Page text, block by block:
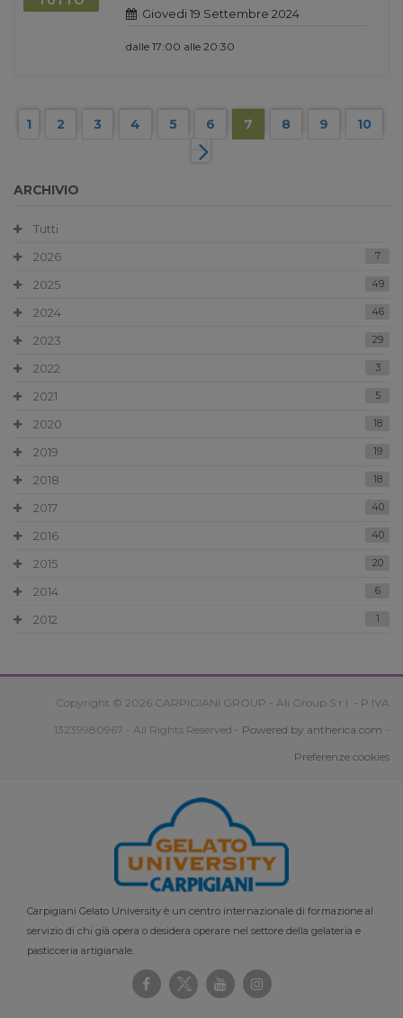
Giovedi 19 Settembre 2024
dalle 17:00 alle 20:30
1 2 3 4 5 6 7 8 9 10
ARCHIVIO
Tutti
2026
7
2025 49
2024 46
2023 29
2022 3
2021 5
2020 18
2019 19
2018 18
2017 40
2016 40
2015 20
2014 6
2012 1
Copyright © 2026 CARPIGIANI GROUP - Ali Group S.r.l. - P.IVA
13239980967 - All Rights Reserved - Powered by antherica.com -
Preferenze cookies
Carpigiani Gelato University è un centro internazionale di formazione al
servizio di chi già opera o desidera operare nel settore della gelateria e
pasticceria artigianale.